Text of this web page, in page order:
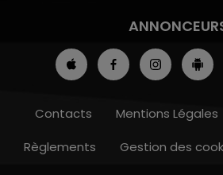
Contacts Mentions Légales
Règlements
Gestion des